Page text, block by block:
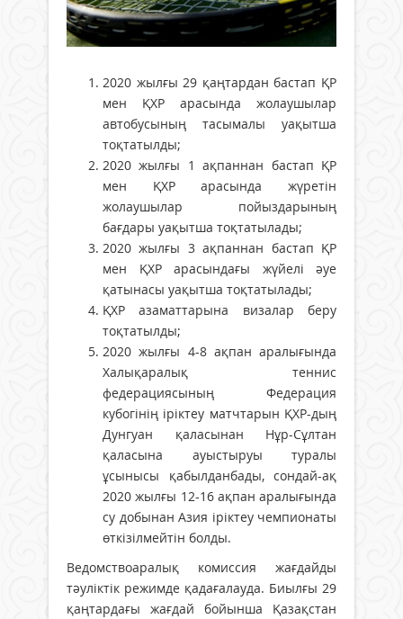
2020 жылғы 29 қаңтардан бастап ҚР
мен ҚХР арасында жолаушылар
автобусының тасымалы уақытша
тоқтатылды;
2020 жылғы 1 ақпаннан бастап ҚР
мен ҚХР арасында жүретін
жолаушылар пойыздарының
бағдары уақытша тоқтатылады;
2020 жылғы 3 ақпаннан бастап ҚР
мен ҚХР арасындағы жүйелі әуе
қатынасы уақытша тоқтатылады;
ҚХР азаматтарына визалар беру
тоқтатылды;
2020 жылғы 4-8 ақпан аралығында
Халықаралық теннис
федерациясының Федерация
кубогінің іріктеу матчтарын ҚХР-дың
Дунгуан қаласынан Нұр-Сұлтан
қаласына ауыстыруы туралы
ұсынысы қабылданбады, сондай-ақ
2020 жылғы 12-16 ақпан аралығында
су добынан Азия іріктеу чемпионаты
өткізілмейтін болды.
Ведомствоаралық комиссия жағдайды
тәуліктік режимде қадағалауда. Биылғы 29
қаңтардағы жағдай бойынша Қазақстан